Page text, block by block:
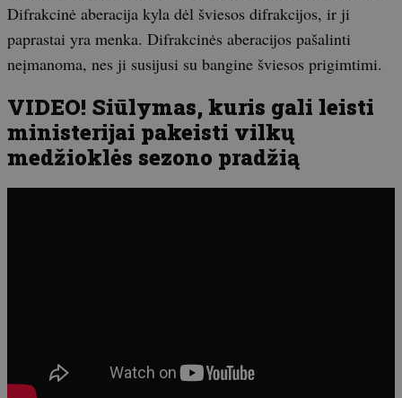
Difrakcinė aberacija kyla dėl šviesos difrakcijos, ir ji
paprastai yra menka. Difrakcinės aberacijos pašalinti
neįmanoma, nes ji susijusi su bangine šviesos prigimtimi.
VIDEO! Siūlymas, kuris gali leisti
ministerijai pakeisti vilkų
medžioklės sezono pradžią